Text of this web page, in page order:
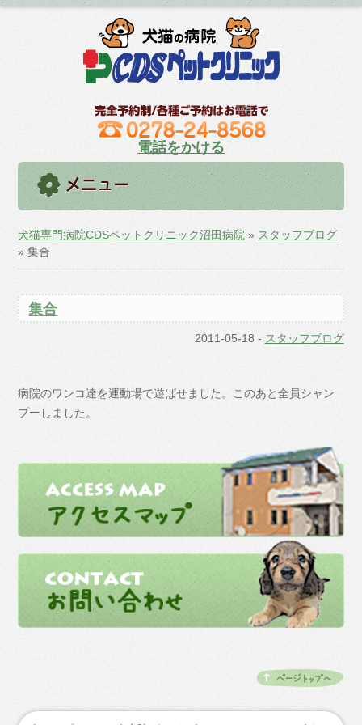
電話をかける
犬猫専門病院CDSペットクリニック沼田病院 » スタッフブログ
» 集合
集合
2011-05-18 - スタッフブログ
病院のワンコ達を運動場で遊ばせました。このあと全員シャン
プーしました。